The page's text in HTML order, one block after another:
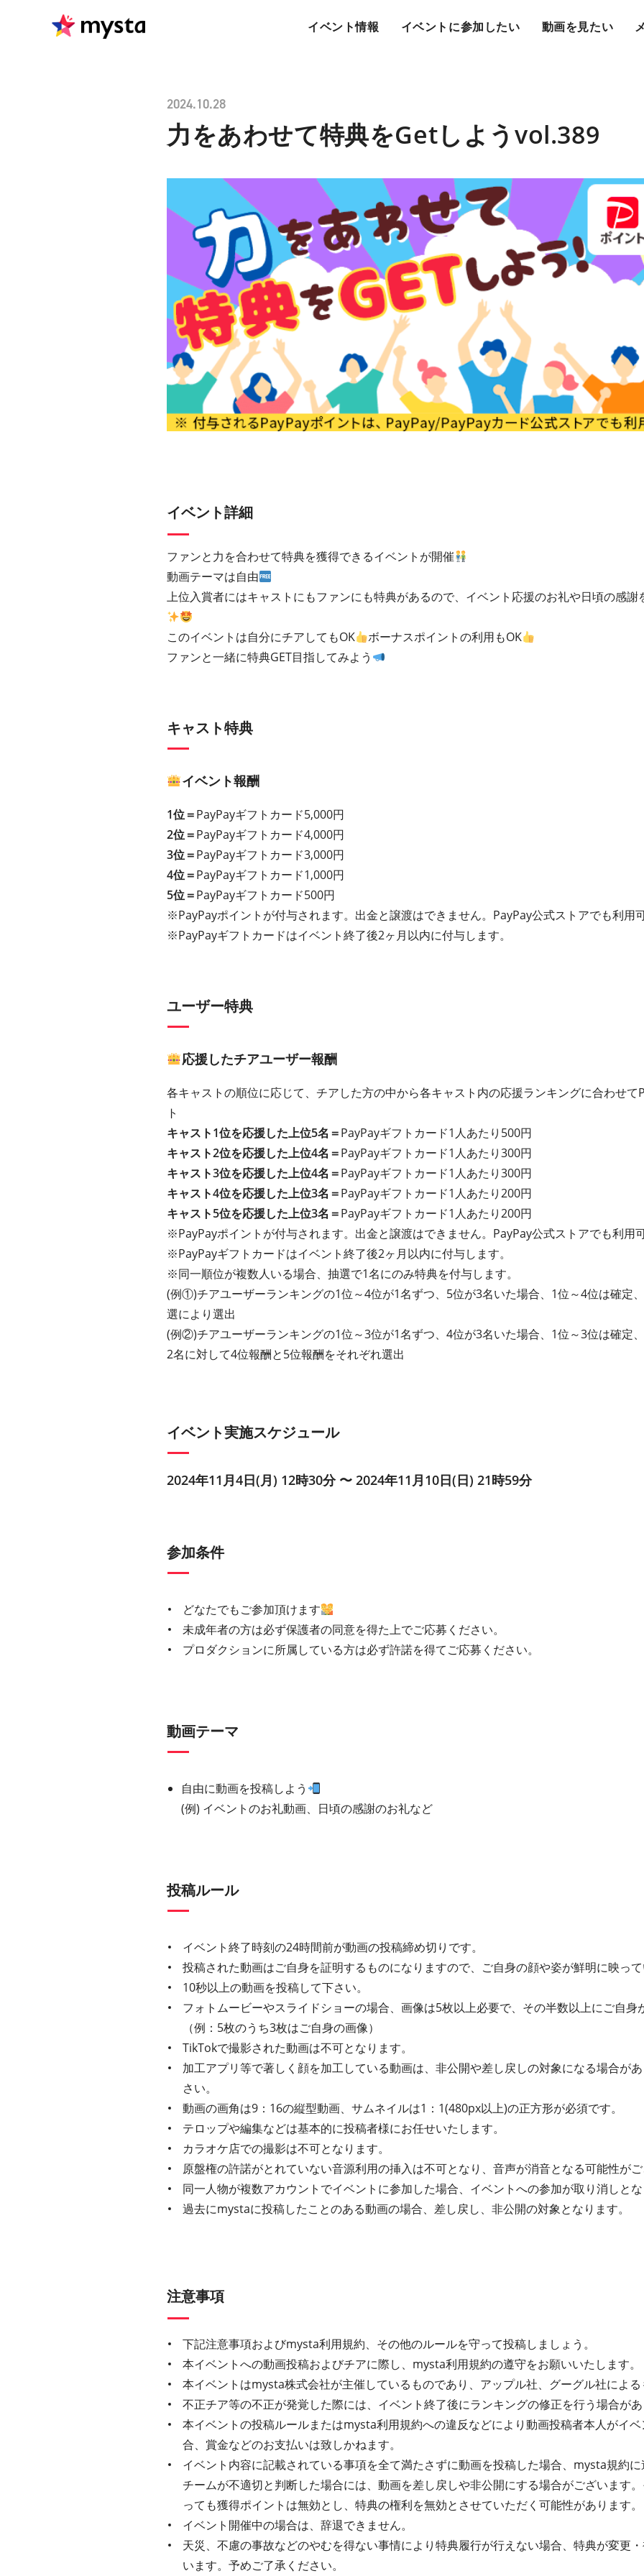
イベント情報 イベントに参加したい 動画を見たい
2024.10.28
力をあわせて特典をGetしようvol.389
イベント詳細
ファンと力を合わせて特典を獲得できるイベントが開催
動画テーマは自由
上位入賞者にはキャストにもファンにも特典があるので、イベント応援のお礼や日頃の感謝
このイベントは自分にチアしてもOK
ボーナスポイントの利用もOK
ファンと一緒に特典GET目指してみよう
キャスト特典
イベント報酬
1位＝PayPayギフトカード5,000円
2位＝PayPayギフトカード4,000円
3位＝PayPayギフトカード3,000円
4位＝PayPayギフトカード1,000円
5位＝PayPayギフトカード500円
※PayPayポイントが付与されます。出金と譲渡はできません。PayPay公式ストアでも利用可
※PayPayギフトカードはイベント終了後2ヶ月以内に付与します。
ユーザー特典
応援したチアユーザー報酬
各キャストの順位に応じて、チアした方の中から各キャスト内の応援ランキングに合わせて
ト
キャスト1位を応援した上位5名＝PayPayギフトカード1人あたり500円
キャスト2位を応援した上位4名＝PayPayギフトカード1人あたり300円
キャスト3位を応援した上位4名＝PayPayギフトカード1人あたり300円
キャスト4位を応援した上位3名＝PayPayギフトカード1人あたり200円
キャスト5位を応援した上位3名＝PayPayギフトカード1人あたり200円
※PayPayポイントが付与されます。出金と譲渡はできません。PayPay公式ストアでも利用可
※PayPayギフトカードはイベント終了後2ヶ月以内に付与します。
※同一順位が複数人いる場合、抽選で1名にのみ特典を付与します。
(例①)チアユーザーランキングの1位～4位が1名ずつ、5位が3名いた場合、1位～4位は確定
選により選出
(例②)チアユーザーランキングの1位～3位が1名ずつ、4位が3名いた場合、1位～3位は確定
2名に対して4位報酬と5位報酬をそれぞれ選出
イベント実施スケジュール
2024年11月4日(月) 12時30分 〜 2024年11月10日(日) 21時59分
参加条件
どなたでもご参加頂けます
未成年者の方は必ず保護者の同意を得た上でご応募ください。
プロダクションに所属している方は必ず許諾を得てご応募ください。
動画テーマ
自由に動画を投稿しよう
(例) イベントのお礼動画、日頃の感謝のお礼など
投稿ルール
イベント終了時刻の24時間前が動画の投稿締め切りです。
投稿された動画はご自身を証明するものになりますので、ご自身の顔や姿が鮮明に映って
10秒以上の動画を投稿して下さい。
フォトムービーやスライドショーの場合、画像は5枚以上必要で、その半数以上にご自身
（例：5枚のうち3枚はご自身の画像）
TikTokで撮影された動画は不可となります。
加工アプリ等で著しく顔を加工している動画は、非公開や差し戻しの対象になる場合が
さい。
動画の画角は9：16の縦型動画、サムネイルは1：1(480px以上)の正方形が必須です。
テロップや編集などは基本的に投稿者様にお任せいたします。
カラオケ店での撮影は不可となります。
原盤権の許諾がとれていない音源利用の挿入は不可となり、音声が消音となる可能性がご
同一人物が複数アカウントでイベントに参加した場合、イベントへの参加が取り消しとな
過去にmystaに投稿したことのある動画の場合、差し戻し、非公開の対象となります。
注意事項
下記注意事項およびmysta利用規約、その他のルールを守って投稿しましょう。
本イベントへの動画投稿およびチアに際し、mysta利用規約の遵守をお願いいたします。
本イベントはmysta株式会社が主催しているものであり、アップル社、グーグル社による
不正チア等の不正が発覚した際には、イベント終了後にランキングの修正を行う場合があ
本イベントの投稿ルールまたはmysta利用規約への違反などにより動画投稿者本人がイ
合、賞金などのお支払いは致しかねます。
イベント内容に記載されている事項を全て満たさずに動画を投稿した場合、mysta規約
チームが不適切と判断した場合には、動画を差し戻しや非公開にする場合がございます
っても獲得ポイントは無効とし、特典の権利を無効とさせていただく可能性があります。
イベント開催中の場合は、辞退できません。
天災、不慮の事故などのやむを得ない事情により特典履行が行えない場合、特典が変更
います。予めご了承ください。